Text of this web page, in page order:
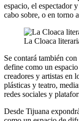
espacio, el espectador
cabo sobre, o en torno
La Cloaca
Se contará también
define como un
creadores y artistas en
plásticas y teatro,
redes sociales y
Desde Tijuana